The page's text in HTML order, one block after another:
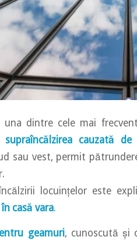
una dintre cele mai
supraîncălzirea cauzată de
sau vest, permit
locuințelor este
casă vara.
geamuri, cunoscută și